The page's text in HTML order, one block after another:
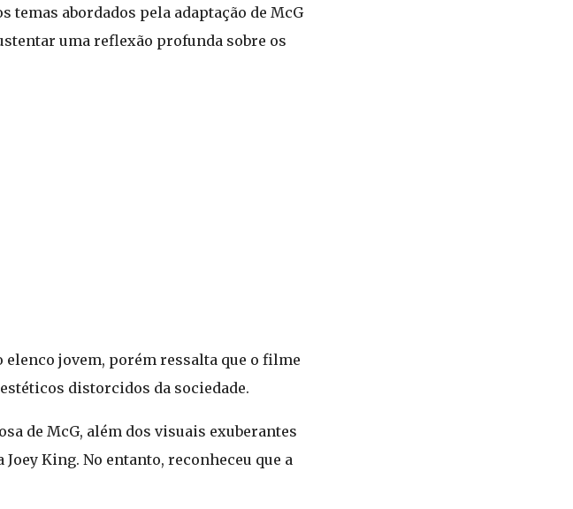
abordados pela adaptação de McG
uma reflexão profunda sobre os
jovem, porém ressalta que o filme
distorcidos da sociedade.
de McG, além dos visuais exuberantes
King. No entanto, reconheceu que a